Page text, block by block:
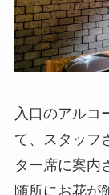
入口のアルコ
て、スタッフ
ター席に案内
随所にお花が